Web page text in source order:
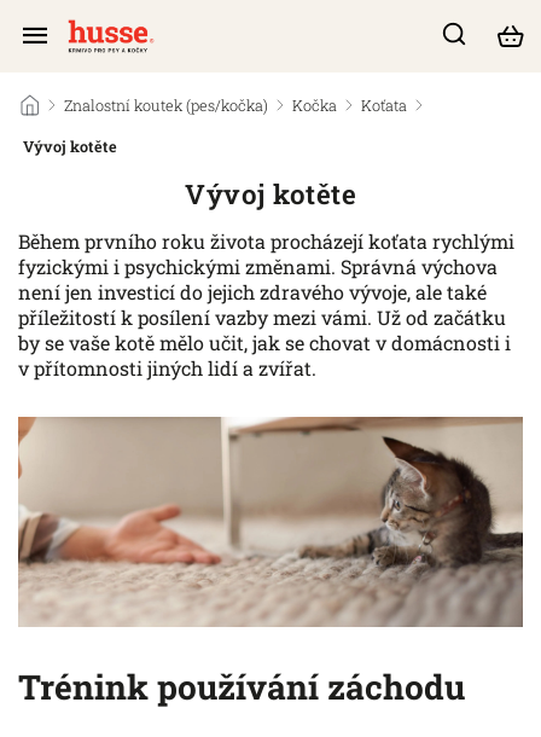
/ Znalostní koutek (pes/kočka) / Kočka / Koťata /
Vývoj kotěte
Vývoj kotěte
Během prvního roku života procházejí koťata rychlými
fyzickými i psychickými změnami. Správná výchova
není jen investicí do jejich zdravého vývoje, ale také
příležitostí k posílení vazby mezi vámi. Už od začátku
by se vaše kotě mělo učit, jak se chovat v domácnosti i
v přítomnosti jiných lidí a zvířat.
Trénink používání záchodu